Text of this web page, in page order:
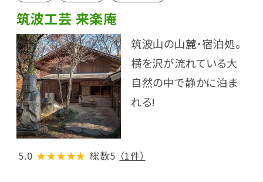
筑波工芸 来楽庵
筑波山の山麓・宿泊処。
横を沢が流れている大
自然の中で静かに泊ま
れる!
5.0 ★★★★★ 総数5 （1件）